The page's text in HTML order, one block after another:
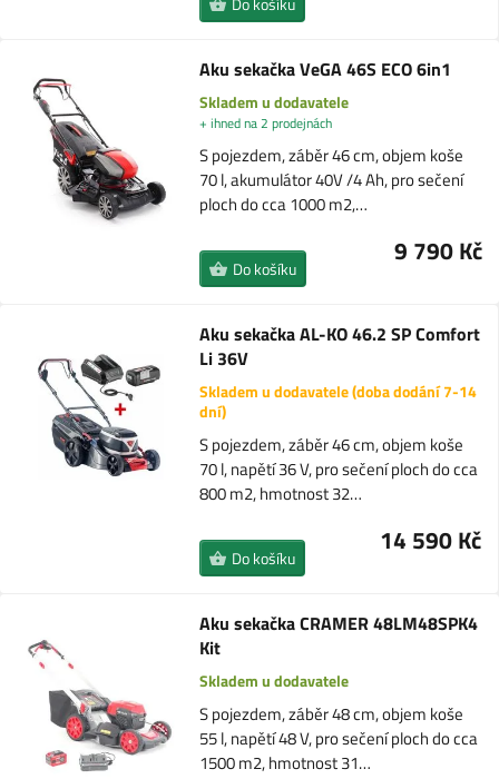
Aku sekačka VeGA 46S ECO 6in1
Skladem u dodavatele
+ ihned na 2 prodejnách
S pojezdem, záběr 46 cm, objem koše
70 l, akumulátor 40V /4 Ah, pro sečení
ploch do cca 1000 m2,…
9 790 Kč
Do košíku
Aku sekačka AL-KO 46.2 SP Comfort
Li 36V
Skladem u dodavatele (doba dodání 7-14
dní)
S pojezdem, záběr 46 cm, objem koše
70 l, napětí 36 V, pro sečení ploch do cca
800 m2, hmotnost 32…
14 590 Kč
Do košíku
Aku sekačka CRAMER 48LM48SPK4
Kit
Skladem u dodavatele
S pojezdem, záběr 48 cm, objem koše
55 l, napětí 48 V, pro sečení ploch do cca
1500 m2, hmotnost 31…